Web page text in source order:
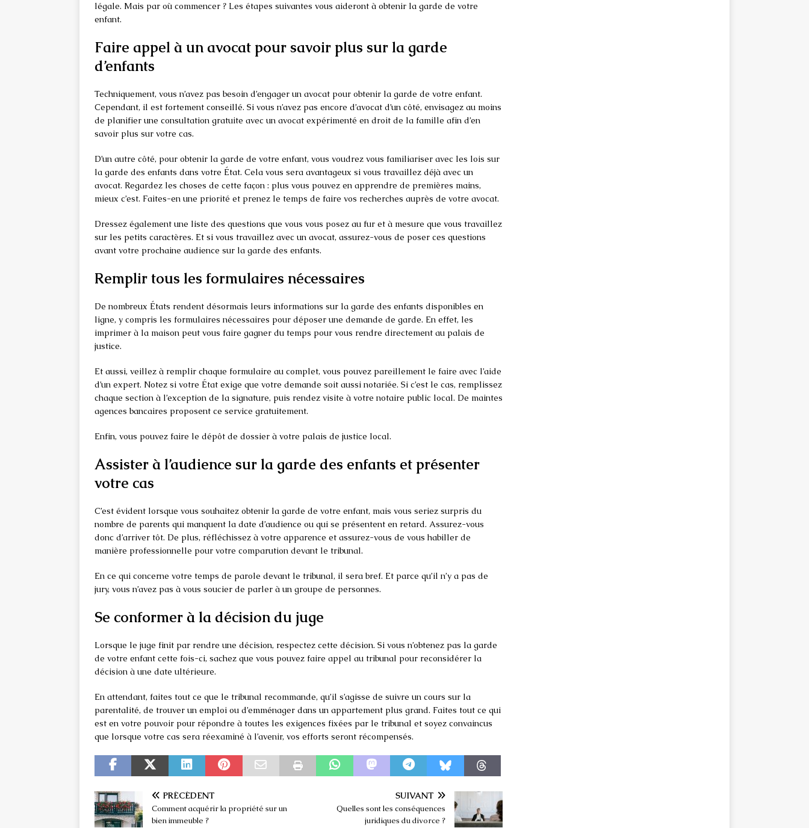
légale. Mais par où commencer ? Les étapes suivantes vous aideront à obtenir la garde de votre
enfant.
Faire appel à un avocat pour savoir plus sur la garde
d’enfants
Techniquement, vous n’avez pas besoin d’engager un avocat pour obtenir la garde de votre enfant.
Cependant, il est fortement conseillé. Si vous n’avez pas encore d’avocat d’un côté, envisagez au moins
de planifier une consultation gratuite avec un avocat expérimenté en droit de la famille afin d’en
savoir plus sur votre cas.
D’un autre côté, pour obtenir la garde de votre enfant, vous voudrez vous familiariser avec les lois sur
la garde des enfants dans votre État. Cela vous sera avantageux si vous travaillez déjà avec un
avocat. Regardez les choses de cette façon : plus vous pouvez en apprendre de premières mains,
mieux c’est. Faites-en une priorité et prenez le temps de faire vos recherches auprès de votre avocat.
Dressez également une liste des questions que vous vous posez au fur et à mesure que vous travaillez
sur les petits caractères. Et si vous travaillez avec un avocat, assurez-vous de poser ces questions
avant votre prochaine audience sur la garde des enfants.
Remplir tous les formulaires nécessaires
De nombreux États rendent désormais leurs informations sur la garde des enfants disponibles en
ligne, y compris les formulaires nécessaires pour déposer une demande de garde. En effet, les
imprimer à la maison peut vous faire gagner du temps pour vous rendre directement au palais de
justice.
Et aussi, veillez à remplir chaque formulaire au complet, vous pouvez pareillement le faire avec l’aide
d’un expert. Notez si votre État exige que votre demande soit aussi notariée. Si c’est le cas, remplissez
chaque section à l’exception de la signature, puis rendez visite à votre notaire public local. De maintes
agences bancaires proposent ce service gratuitement.
Enfin, vous pouvez faire le dépôt de dossier à votre palais de justice local.
Assister à l’audience sur la garde des enfants et présenter
votre cas
C’est évident lorsque vous souhaitez obtenir la garde de votre enfant, mais vous seriez surpris du
nombre de parents qui manquent la date d’audience ou qui se présentent en retard. Assurez-vous
donc d’arriver tôt. De plus, réfléchissez à votre apparence et assurez-vous de vous habiller de
manière professionnelle pour votre comparution devant le tribunal.
En ce qui concerne votre temps de parole devant le tribunal, il sera bref. Et parce qu’il n’y a pas de
jury, vous n’avez pas à vous soucier de parler à un groupe de personnes.
Se conformer à la décision du juge
Lorsque le juge finit par rendre une décision, respectez cette décision. Si vous n’obtenez pas la garde
de votre enfant cette fois-ci, sachez que vous pouvez faire appel au tribunal pour reconsidérer la
décision à une date ultérieure.
En attendant, faites tout ce que le tribunal recommande, qu’il s’agisse de suivre un cours sur la
parentalité, de trouver un emploi ou d’emménager dans un appartement plus grand. Faites tout ce qui
est en votre pouvoir pour répondre à toutes les exigences fixées par le tribunal et soyez convaincus
que lorsque votre cas sera réexaminé à l’avenir, vos efforts seront récompensés.
PRÉCÉDENT
Comment acquérir la propriété sur un
bien immeuble ?
SUIVANT
Quelles sont les conséquences
juridiques du divorce ?